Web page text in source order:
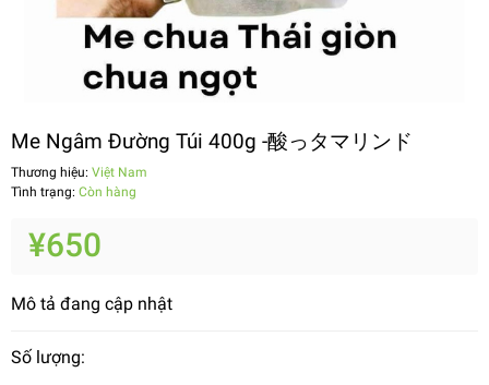
Me Ngâm Đường Túi 400g -酸っタマリンド
Thương hiệu: Việt Nam
Tình trạng: Còn hàng
¥650
Mô tả đang cập nhật
Số lượng: